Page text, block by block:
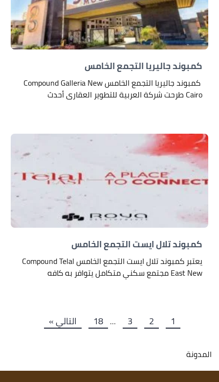
كمبوند جاليريا التجمع الخامس
كمبوند جاليريا التجمع الخامس Compound Galleria New
Cairo طرحت شركة العربية للتطوير العقارى أحدث
كمبوند تلال ايست التجمع الخامس
يعتبر كمبوند تلال ايست التجمع الخامس Compound Telal
East New مجتمع سكني متكامل يتوافر به كافه
1
2
3
…
18 التالي »
المدونة